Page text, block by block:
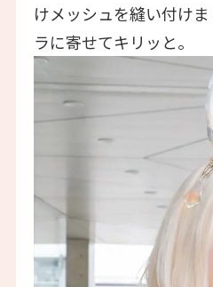
けメッシュを縫い付け
ラに寄せてキリッと。